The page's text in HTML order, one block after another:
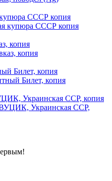
купюра СССР копия
копия
Билет, копия
Украинская ССР, копия